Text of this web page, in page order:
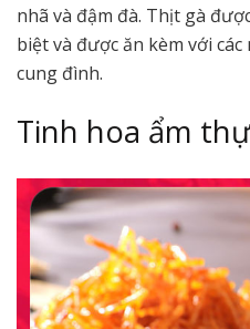
nhã và đậm đà. Thịt gà
biệt và được ăn kèm với
cung đình.
Tinh hoa ẩm